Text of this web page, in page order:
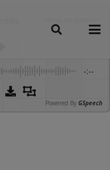
-:--
Powered By GSpeech